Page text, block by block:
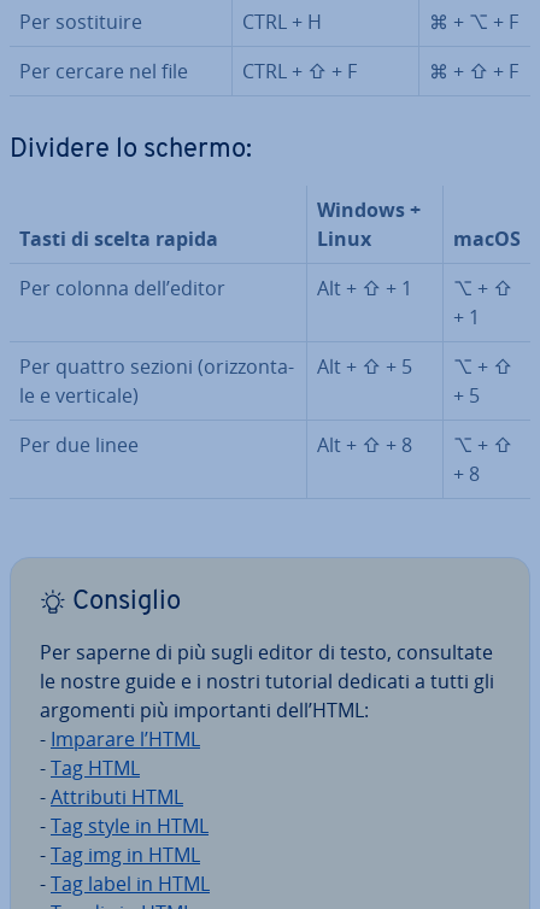
Per so­sti­tui­re
CTRL + H
⌘ + ⌥ + F
Per cercare nel file
CTRL + ⇧ + F ⌘ + ⇧ + F
Dividere lo schermo:
Tasti di scelta rapida
Windows +
Linux
macOS
Per colonna dell’editor
Alt + ⇧ + 1
⌥ + ⇧
+ 1
Per quattro sezioni (oriz­zon­ta­
le e verticale)
Alt + ⇧ + 5
⌥ + ⇧
+ 5
Per due linee
Alt + ⇧ + 8
⌥ + ⇧
+ 8
Consiglio
Per saperne di più sugli editor di testo, con­sul­ta­te
le nostre guide e i nostri tutorial dedicati a tutti gli
argomenti più im­por­tan­ti dell’HTML:
- Imparare l’HTML
-Tag HTML
-Attributi HTML
-Tag style in HTML
-Tag img in HTML
-Tag label in HTML